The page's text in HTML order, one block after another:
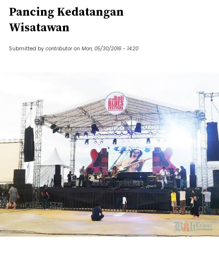
Pancing Kedatangan
Wisatawan
Submitted by contributor on Mon, 05/30/2016 - 14:20